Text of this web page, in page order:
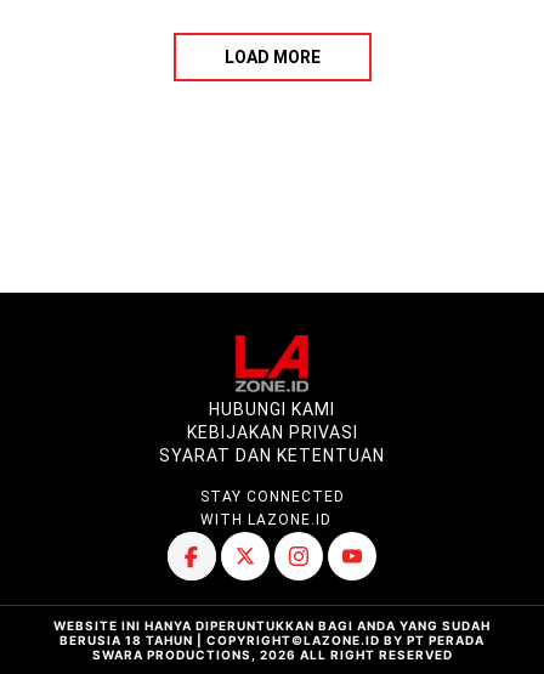
LOAD MORE
HUBUNGI KAMI
KEBIJAKAN PRIVASI
SYARAT DAN KETENTUAN
STAY CONNECTED
WITH LAZONE.ID
WEBSITE INI HANYA DIPERUNTUKKAN BAGI ANDA YANG SUDAH
BERUSIA 18 TAHUN | COPYRIGHT©LAZONE.ID BY PT PERADA
SWARA PRODUCTIONS, 2026 ALL RIGHT RESERVED